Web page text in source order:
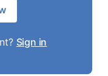
Sign in